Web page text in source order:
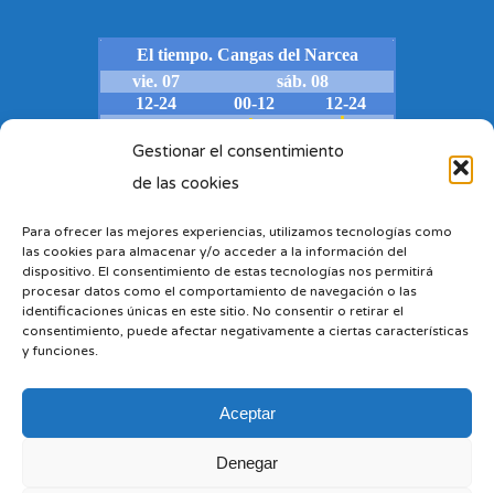
Gestionar el consentimiento
de las cookies
Para ofrecer las mejores experiencias, utilizamos tecnologías como
las cookies para almacenar y/o acceder a la información del
dispositivo. El consentimiento de estas tecnologías nos permitirá
procesar datos como el comportamiento de navegación o las
identificaciones únicas en este sitio. No consentir o retirar el
consentimiento, puede afectar negativamente a ciertas características
y funciones.
Aceptar
Denegar
© Copyright 2022 - 2024